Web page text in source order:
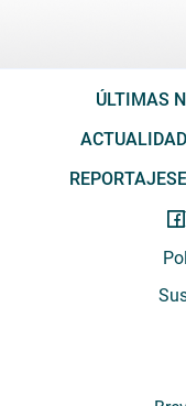
ÚLTIMAS
ACTUALIDAD
REPORTAJES